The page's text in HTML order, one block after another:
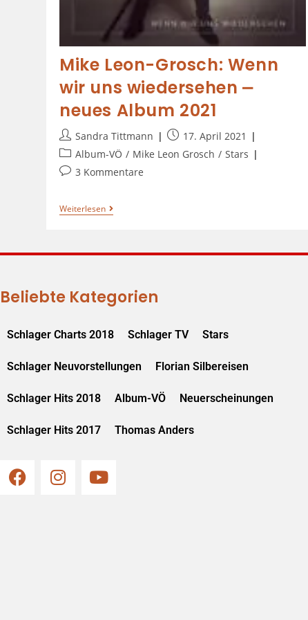
Mike Leon-Grosch: Wenn
wir uns wiedersehen ⎼
neues Album 2021
Sandra Tittmann
17. April 2021
Album-VÖ / Mike Leon Grosch / Stars
3 Kommentare
Weiterlesen
Beliebte Kategorien
Schlager Charts 2018 Schlager TV Stars
Schlager Neuvorstellungen Florian Silbereisen
Schlager Hits 2018 Album-VÖ Neuerscheinungen
Schlager Hits 2017 Thomas Anders